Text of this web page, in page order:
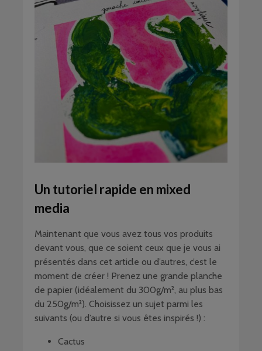
Un tutoriel rapide en mixed
media
Maintenant que vous avez tous vos produits
devant vous, que ce soient ceux que je vous ai
présentés dans cet article ou d’autres, c’est le
moment de créer ! Prenez une grande planche
de papier (idéalement du 300g/m², au plus bas
du 250g/m²). Choisissez un sujet parmi les
suivants (ou d’autre si vous êtes inspirés !) :
Cactus